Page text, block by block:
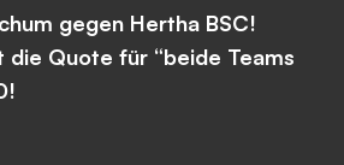
gegen Hertha BSC!
Quote für “beide Teams